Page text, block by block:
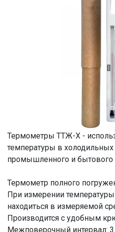
Термометры ТТЖ-Х -
температуры в
промышленного и бытового
Термометр полного
При измерении
находиться в измеряемой
Производится с удобным
Межповерочный интервал: 3